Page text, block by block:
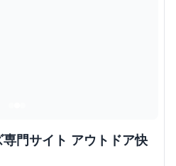
門サイト アウトドア快